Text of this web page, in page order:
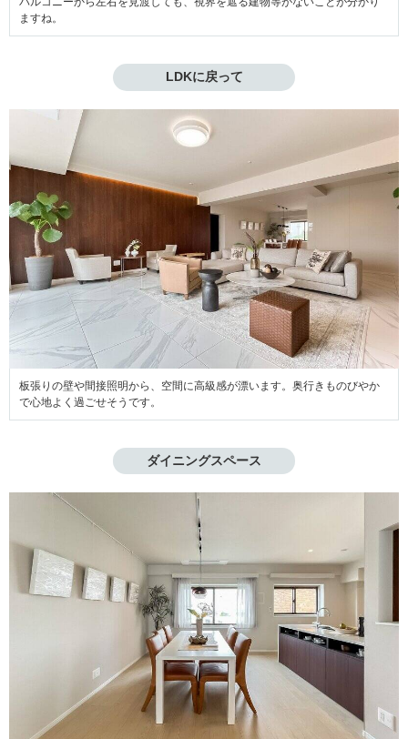
ますね。
LDKに戻って
板張りの壁や間接照明から、空間に高級感が漂います。奥行きものびやか
で心地よく過ごせそうです。
ダイニングスペース